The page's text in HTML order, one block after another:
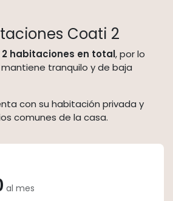
Coati 2
2 habitaciones en total, por lo
tranquilo y de baja
con su habitación privada y
comunes de la casa.
al mes